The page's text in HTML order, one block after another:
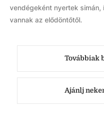
vendégeként nyertek
vannak az elődöntőtől.
Továbbiak
Ajánlj